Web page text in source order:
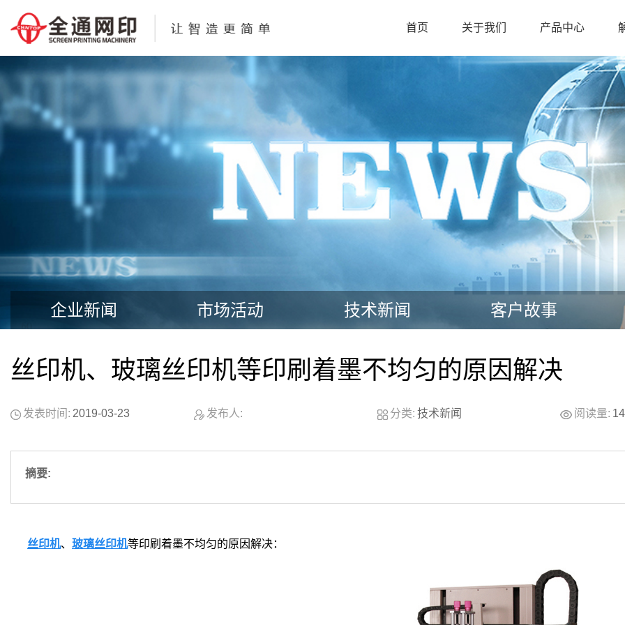
首页 关于我们 产品中心
企业新闻 市场活动 技术新闻 客户故事
丝印机、玻璃丝印机等印刷着墨不均匀的原因解决
发表时间: 2019-03-23 发布人: 分类: 技术新闻 阅读量:
摘要:
丝印机、 玻璃丝印机等印刷着墨不均匀的原因解决：